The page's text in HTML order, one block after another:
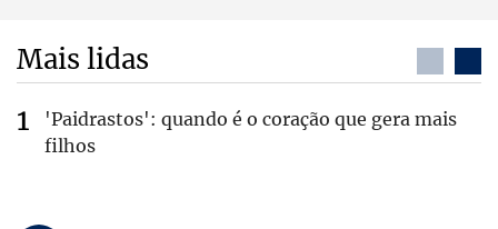
Mais lidas
'Paidrastos': quando é o coração que gera mais
filhos